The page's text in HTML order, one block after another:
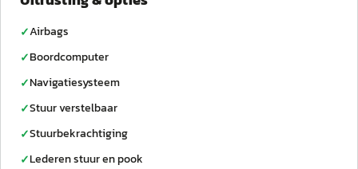
✓Airbags
✓Boordcomputer
✓Navigatiesysteem
✓Stuur verstelbaar
✓Stuurbekrachtiging
✓Lederen stuur en pook